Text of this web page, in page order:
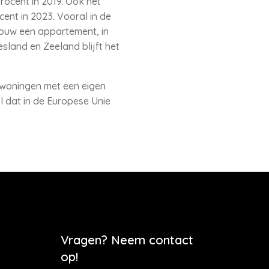
in 2023. Vooral in de
een appartement, in
en Zeeland blijft het
met een eigen
in de Europese Unie
Vragen? Neem contact
op!